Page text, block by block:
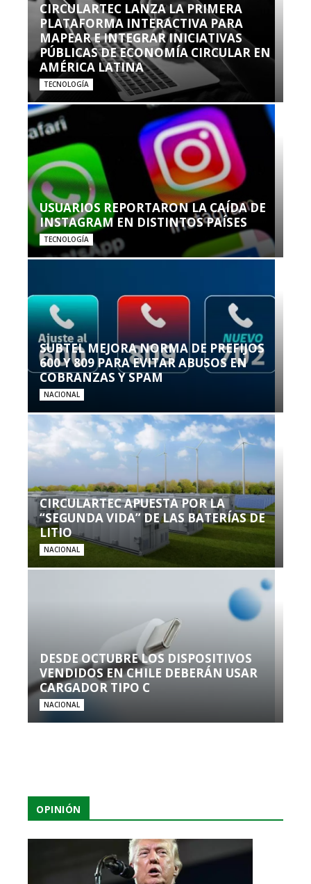
CIRCULARTEC LANZA LA PRIMERA
PLATAFORMA INTERACTIVA PARA
MAPEAR E INTEGRAR INICIATIVAS
PÚBLICAS DE ECONOMÍA CIRCULAR EN
AMÉRICA LATINA
TECNOLOGÍA
USUARIOS REPORTARON LA CAÍDA DE
INSTAGRAM EN DISTINTOS PAÍSES
TECNOLOGÍA
SUBTEL MEJORA NORMA DE PREFIJOS
600 Y 809 PARA EVITAR ABUSOS EN
COBRANZAS Y SPAM
NACIONAL
CIRCULARTEC APUESTA POR LA
“SEGUNDA VIDA” DE LAS BATERÍAS DE
LITIO
NACIONAL
DESDE OCTUBRE LOS DISPOSITIVOS
VENDIDOS EN CHILE DEBERÁN USAR
CARGADOR TIPO C
NACIONAL
OPINIÓN